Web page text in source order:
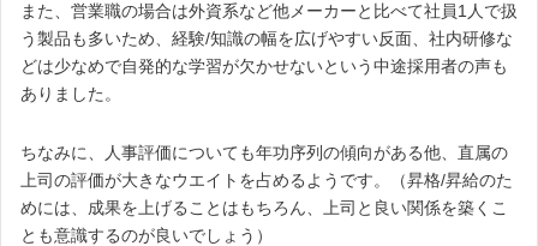
また、営業職の場合は外資系など他メーカーと比べて社員1人で扱
う製品も多いため、経験/知識の幅を広げやすい反面、社内研修な
どは少なめで自発的な学習が欠かせないという中途採用者の声も
ありました。
ちなみに、人事評価についても年功序列の傾向がある他、直属の
上司の評価が大きなウエイトを占めるようです。（昇格/昇給のた
めには、成果を上げることはもちろん、上司と良い関係を築くこ
とも意識するのが良いでしょう）